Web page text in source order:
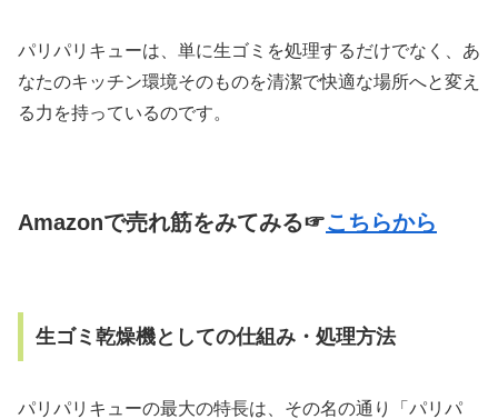
パリパリキューは、単に生ゴミを処理するだけでなく、あ
なたのキッチン環境そのものを清潔で快適な場所へと変え
る力を持っているのです。
Amazonで売れ筋をみてみる☞こちらから
生ゴミ乾燥機としての仕組み・処理方法
パリパリキューの最大の特長は、その名の通り「パリパ